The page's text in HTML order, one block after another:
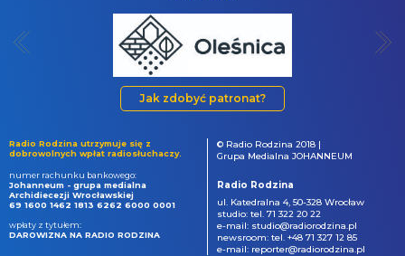
Jak zdobyć patronat?
Radio Rodzina utrzymuje się z
dobrowolnych wpłat radiosłuchaczy.
numer rachunku bankowego:
Johanneum - grupa medialna
Archidiecezji Wrocławskiej
69 1600 1462 1813 6262 6000 0001
wpłaty z tytułem:
DAROWIZNA NA RADIO RODZINA
© Radio Rodzina 2018 |
Grupa Medialna JOHANNEUM
Radio Rodzina
ul. Katedralna 4, 50-328 Wrocław
studio: tel. 71 322 20 22
e-mail: studio@radiorodzina.pl
newsroom: tel. +48 71 327 12 85
e-mail: reporter@radiorodzina.pl